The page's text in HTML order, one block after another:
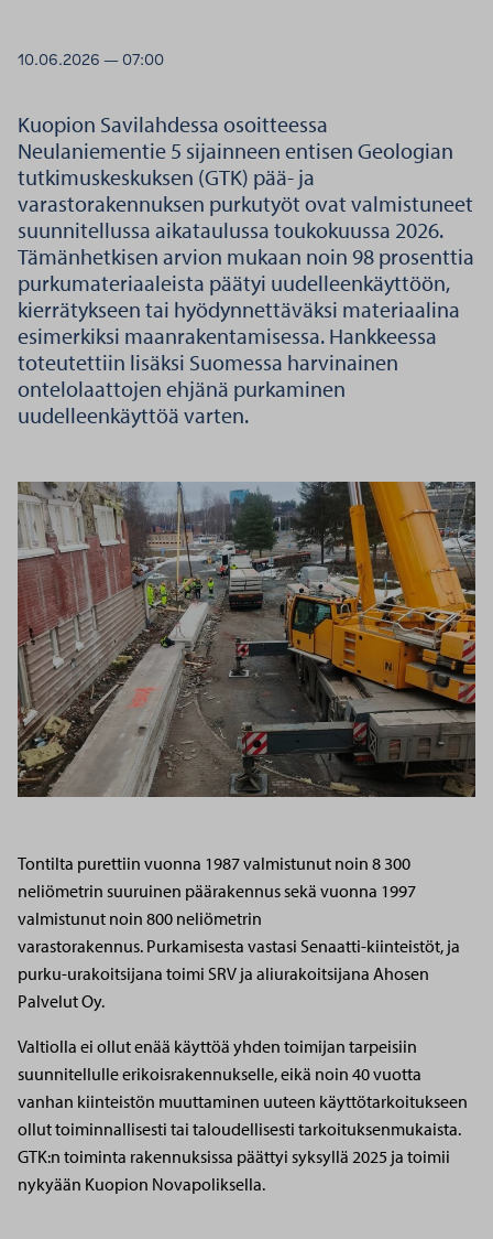
10.06.2026 — 07:00
Kuopion Savilahdessa osoitteessa
Neulaniementie 5 sijainneen entisen Geologian
tutkimuskeskuksen (GTK) pää- ja
varastorakennuksen purkutyöt ovat valmistuneet
suunnitellussa aikataulussa toukokuussa 2026.
Tämänhetkisen arvion mukaan noin 98 prosenttia
purkumateriaaleista päätyi uudelleenkäyttöön,
kierrätykseen tai hyödynnettäväksi materiaalina
esimerkiksi maanrakentamisessa. Hankkeessa
toteutettiin lisäksi Suomessa harvinainen
ontelolaattojen ehjänä purkaminen
uudelleenkäyttöä varten.
Tontilta purettiin vuonna 1987 valmistunut noin 8 300
neliömetrin suuruinen päärakennus sekä vuonna 1997
valmistunut noin 800 neliömetrin
varastorakennus. Purkamisesta vastasi Senaatti-kiinteistöt, ja
purku-urakoitsijana toimi SRV ja aliurakoitsijana Ahosen
Palvelut Oy.
Valtiolla ei ollut enää käyttöä yhden toimijan tarpeisiin
suunnitellulle erikoisrakennukselle, eikä noin 40 vuotta
vanhan kiinteistön muuttaminen uuteen käyttötarkoitukseen
ollut toiminnallisesti tai taloudellisesti tarkoituksenmukaista.
GTK:n toiminta rakennuksissa päättyi syksyllä 2025 ja toimii
nykyään Kuopion Novapoliksella.